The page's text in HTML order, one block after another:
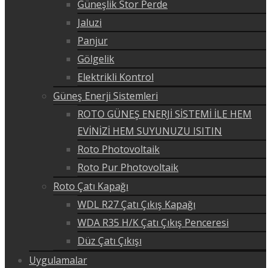
Güneşlik Stor Perde
Jaluzi
Panjur
Gölgelik
Elektrikli Kontrol
Güneş Enerji Sistemleri
ROTO GÜNEŞ ENERJİ SİSTEMİ İLE HEM
EVİNİZİ HEM SUYUNUZU ISITIN
Roto Photovoltaik
Roto Pur Photovoltaik
Roto Çatı Kapağı
WDL R27 Çatı Çıkış Kapağı
WDA R35 H/K Çatı Çıkış Penceresi
Düz Çatı Çıkışı
Uygulamalar